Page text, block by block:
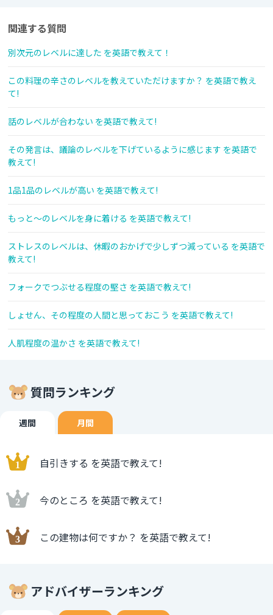
関連する質問
別次元のレベルに達した を英語で教えて！
この料理の辛さのレベルを教えていただけますか？ を英語で教え
て!
話のレベルが合わない を英語で教えて!
その発言は、議論のレベルを下げているように感じます を英語で
教えて!
1品1品のレベルが高い を英語で教えて!
もっと～のレベルを身に着ける を英語で教えて!
ストレスのレベルは、休暇のおかげで少しずつ減っている を英語で
教えて!
フォークでつぶせる程度の堅さ を英語で教えて!
しょせん、その程度の人間と思っておこう を英語で教えて!
人肌程度の温かさ を英語で教えて!
質問ランキング
週間 月間
自引きする を英語で教えて!
今のところ を英語で教えて!
この建物は何ですか？ を英語で教えて!
アドバイザーランキング